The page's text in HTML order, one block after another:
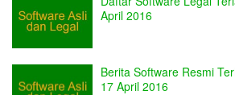
April 2016
Berita Software Resmi
17 April 2016